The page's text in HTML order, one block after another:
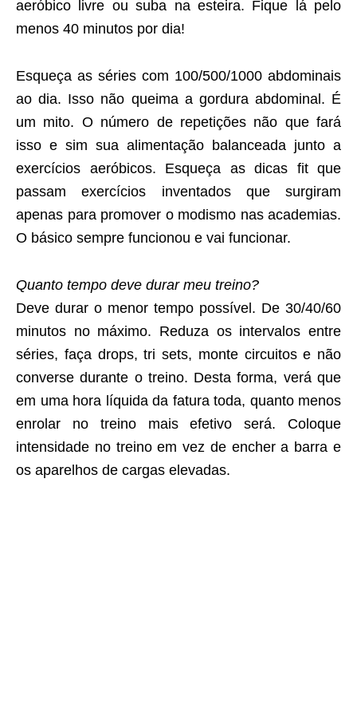
aeróbico livre ou suba na esteira. Fique lá pelo
menos 40 minutos por dia!
Esqueça as séries com 100/500/1000 abdominais
ao dia. Isso não queima a gordura abdominal. É
um mito. O número de repetições não que fará
isso e sim sua alimentação balanceada junto a
exercícios aeróbicos. Esqueça as dicas fit que
passam exercícios inventados que surgiram
apenas para promover o modismo nas academias.
O básico sempre funcionou e vai funcionar.
Quanto tempo deve durar meu treino?
Deve durar o menor tempo possível. De 30/40/60
minutos no máximo. Reduza os intervalos entre
séries, faça drops, tri sets, monte circuitos e não
converse durante o treino. Desta forma, verá que
em uma hora líquida da fatura toda, quanto menos
enrolar no treino mais efetivo será. Coloque
intensidade no treino em vez de encher a barra e
os aparelhos de cargas elevadas.